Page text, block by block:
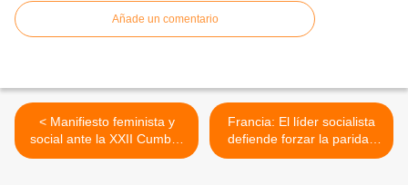
Añade un comentario
< Manifiesto feminista y
social ante la XXII Cumbre
Iberoamericana
Francia: El líder socialista
defiende forzar la paridad
de sexos en los partidos. >